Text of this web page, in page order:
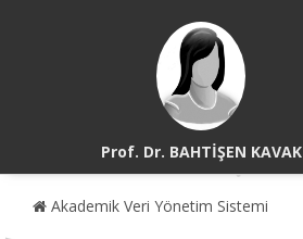
Prof. Dr. BAHTİŞEN KAVAK
Akademik Veri Yönetim Sistemi